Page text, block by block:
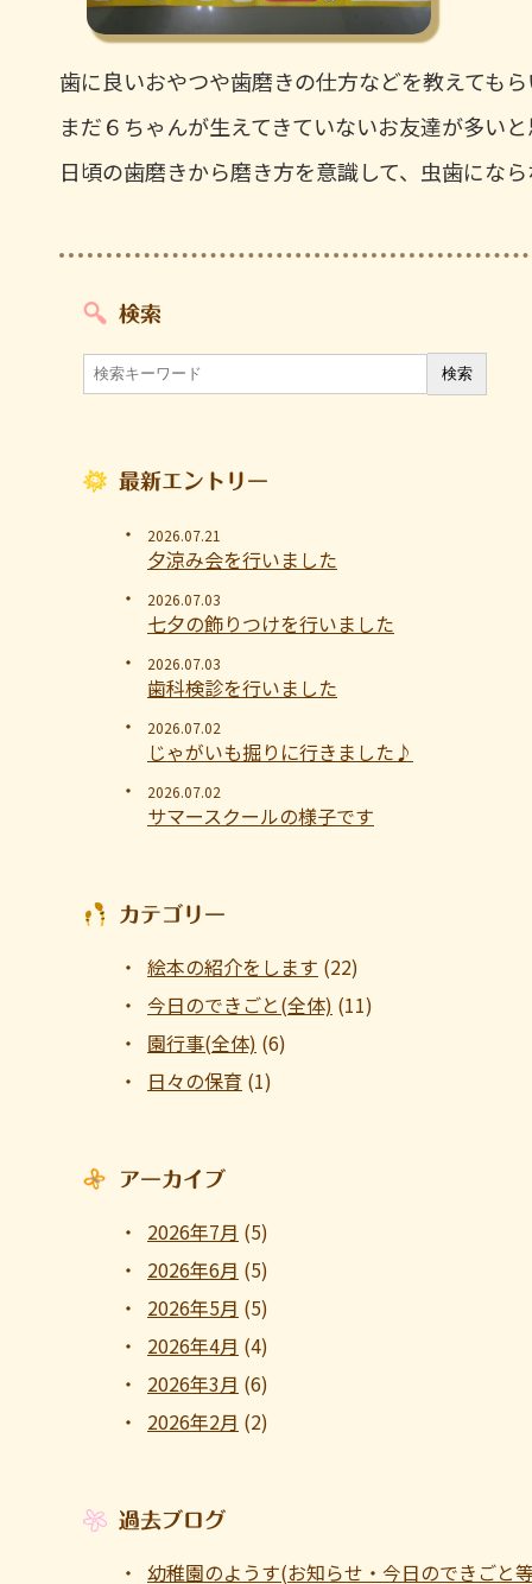
歯に良いおやつや歯磨きの仕方などを教えても
まだ６ちゃんが生えてきていないお友達が多い
日頃の歯磨きから磨き方を意識して、虫歯にな
検索
最新エントリー
2026.07.21
夕涼み会を行いました
2026.07.03
七夕の飾りつけを行いました
2026.07.03
歯科検診を行いました
2026.07.02
じゃがいも掘りに行きました♪
2026.07.02
サマースクールの様子です
カテゴリー
絵本の紹介をします (22)
今日のできごと(全体) (11)
園行事(全体) (6)
日々の保育 (1)
アーカイブ
2026年7月 (5)
2026年6月 (5)
2026年5月 (5)
2026年4月 (4)
2026年3月 (6)
2026年2月 (2)
過去ブログ
幼稚園のようす(お知らせ・今日のできご